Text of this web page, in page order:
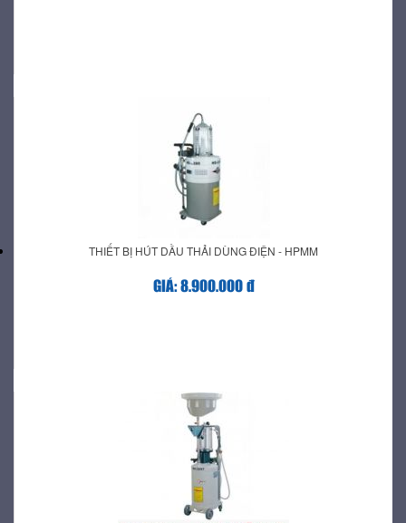
THIẾT BỊ HÚT DẦU THẢI DÙNG ĐIỆN - HPMM
GIÁ: 8.900.000 đ